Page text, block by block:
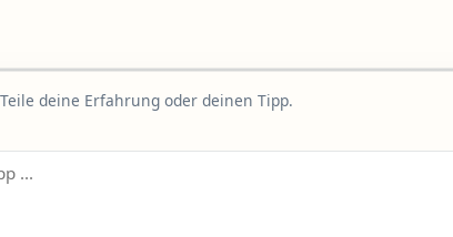
deine Erfahrung oder deinen Tipp.